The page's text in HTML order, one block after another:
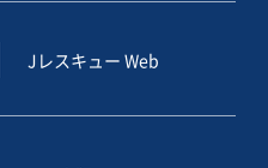
Jレスキュー Web